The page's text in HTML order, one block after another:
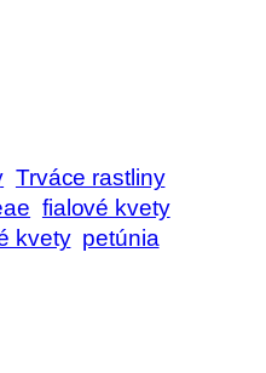
Trváce rastliny
fialové kvety
kvety petúnia